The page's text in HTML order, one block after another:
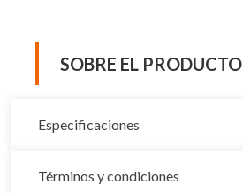
SOBRE EL PRODUCTO
Especificaciones
Términos y condiciones